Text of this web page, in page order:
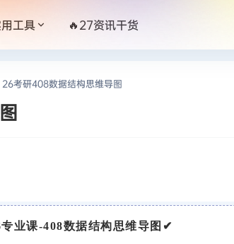
工具 🔥27资讯干货
26考研408数据结构思维导图
业课-408数据结构思维导图✔